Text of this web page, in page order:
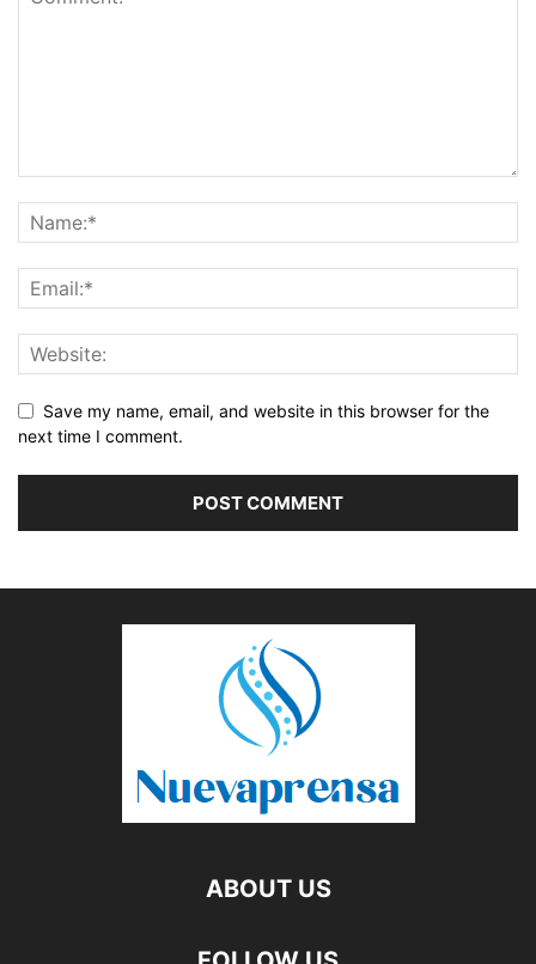
Save my name, email, and website in this browser for the
next time I comment.
ABOUT US